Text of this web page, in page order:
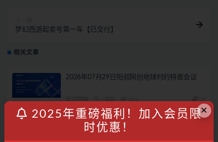
梦幻西游起卖号第一车【已交付】
相关文章
2026年07月29日阳叔网创地球村的特邀会议
2026年05月22日阳叔网创地球村的特邀会议
×
2025年重磅福利！加入会员限
时优惠！